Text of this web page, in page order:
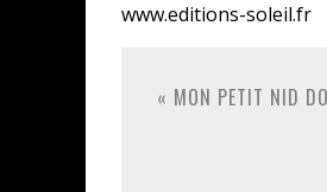
www.editions-soleil.fr
« MON PETIT NID